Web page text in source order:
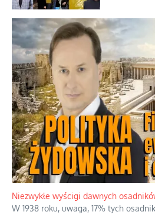
Niezwykłe wyścigi dawnych
W 1938 roku, uwaga, 17% tych